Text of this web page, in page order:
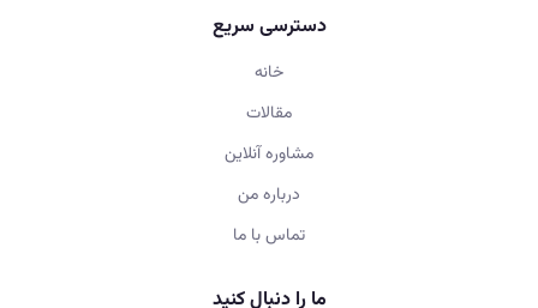
دسترسی سریع
خانه
مقالات
مشاوره آنلاین
درباره من
تماس با ما
ما را دنبال کنید